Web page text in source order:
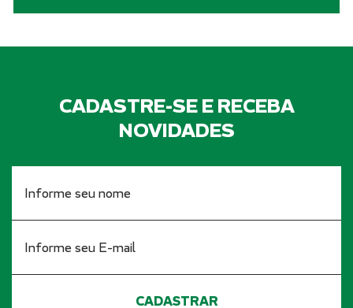
CADASTRE-SE E RECEBA
NOVIDADES